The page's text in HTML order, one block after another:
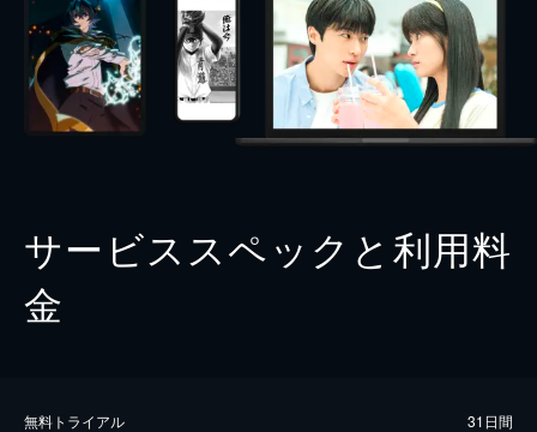
サービススペックと利用料
金
無料トライアル 31日間